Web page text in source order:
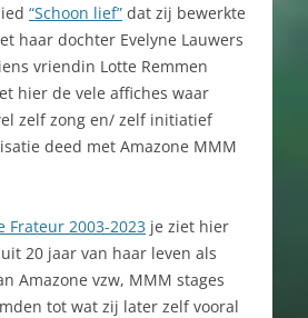
“Schoon lief” dat zij bewerkte
haar dochter Evelyne Lauwers
vriendin Lotte Remmen
hier de vele affiches waar
zelf zong en/ zelf initiatief
deed met Amazone MMM
Frateur 2003-2023 je ziet hier
20 jaar van haar leven als
Amazone vzw, MMM stages
tot wat zij later zelf vooral